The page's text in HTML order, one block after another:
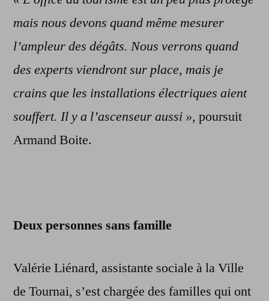
mais nous devons quand même mesurer
l’ampleur des dégâts. Nous verrons quand
des experts viendront sur place, mais je
crains que les installations électriques aient
souffert. Il y a l’ascenseur aussi », poursuit
Armand Boite.
Deux personnes sans famille
Valérie Liénard, assistante sociale à la Ville
de Tournai, s’est chargée des familles qui ont